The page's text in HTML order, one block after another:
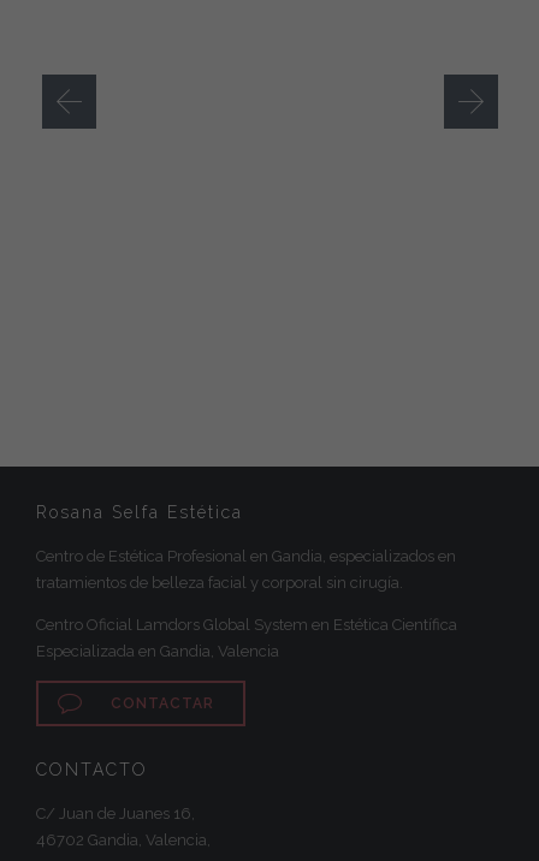
Rosana Selfa Estética
Centro de Estética Profesional en Gandia, especializados en
tratamientos de belleza facial y corporal sin cirugía.
Centro Oficial Lamdors Global System en Estética Científica
Especializada en Gandia, Valencia
 CONTACTAR
CONTACTO
C/ Juan de Juanes 16,
46702 Gandia, Valencia,